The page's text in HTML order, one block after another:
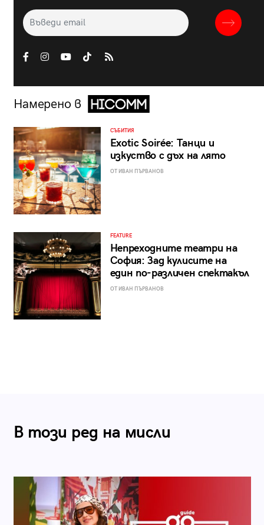
Намерено в
СЪБИТИЯ
Exotic Soirée: Танци и
изкуство с дъх на лято
ОТ ИВАН ПЪРВАНОВ
FEATURE
Непреходните театри на
София: Зад кулисите на
един по-различен спектакъл
ОТ ИВАН ПЪРВАНОВ
В този ред на мисли